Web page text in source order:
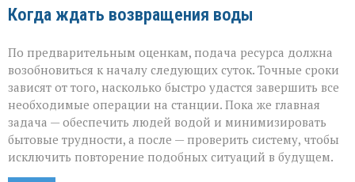
Когда ждать возвращения воды
По предварительным оценкам, подача ресурса должна
возобновиться к началу следующих суток. Точные сроки
зависят от того, насколько быстро удастся завершить все
необходимые операции на станции. Пока же главная
задача — обеспечить людей водой и минимизировать
бытовые трудности, а после — проверить систему, чтобы
исключить повторение подобных ситуаций в будущем.